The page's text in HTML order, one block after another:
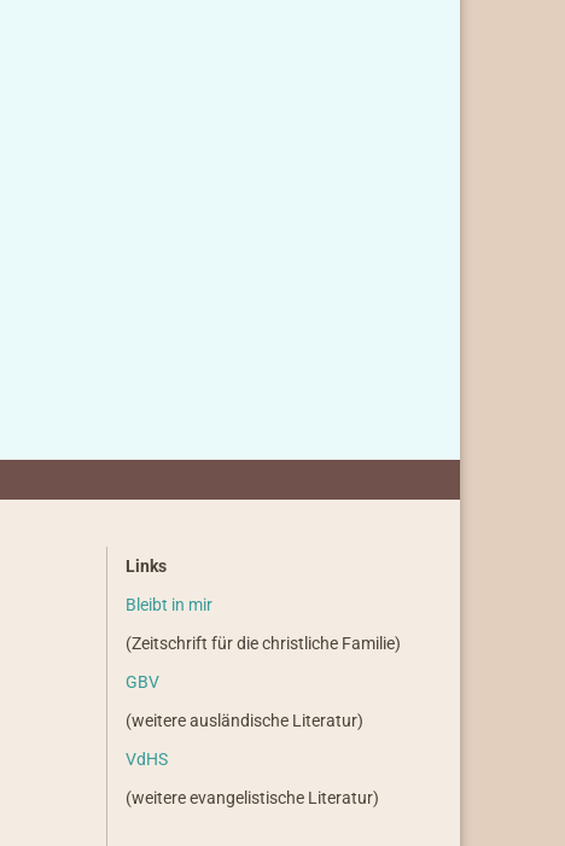
Links
Bleibt in mir
(Zeitschrift für die christliche Familie)
GBV
(weitere ausländische Literatur)
VdHS
(weitere evangelistische Literatur)